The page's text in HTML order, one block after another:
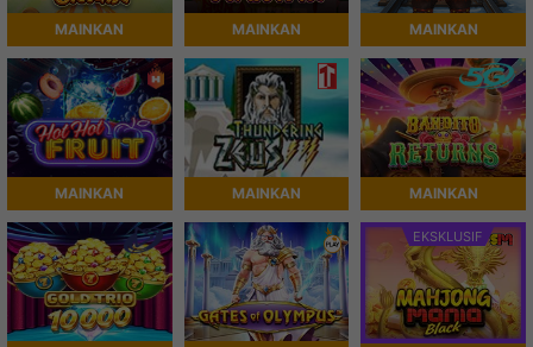
MAINKAN MAINKAN MAINKAN
MAINKAN MAINKAN MAINKAN
EKSKLUSIF